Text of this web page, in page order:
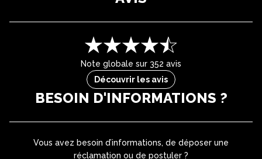
Note globale sur 352 avis
Découvrir les avis
BESOIN D'INFORMATIONS ?
Vous avez besoin d’informations, de déposer une
réclamation ou de postuler ?